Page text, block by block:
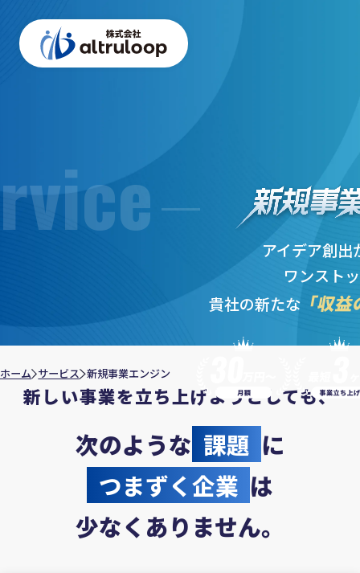
アイデア創出
ワンスト
貴社の新たな「収益
ホーム サービス 新規事業エンジン
新しい事業を立ち上げようとしても、
次のような 課題 に
つまずく企業 は
少なくありません。